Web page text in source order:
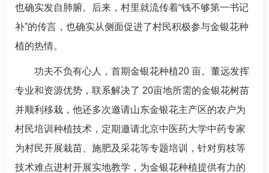
也确实发自肺腑。后来，村里就流传着“钱不够第一书记
补”的传言，也确实从侧面促进了村民积极参与金银花种
植的热情。
功夫不负有心人，首期金银花种植20 亩。董远发挥
专业和资源优势，联系解决了 20亩地所需的金银花树苗
并顺利移栽，他还多次邀请山东金银花主产区的农户为
村民培训种植技术，定期邀请北京中医药大学中药专家
为村民开展栽苗、施肥及采花等专题培训，针对剪枝等
技术难点进村开展实地教学，为金银花种植提供有力的